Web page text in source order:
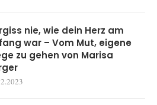
nie, wie dein Herz am
war – Vom Mut, eigene
zu gehen von Marisa